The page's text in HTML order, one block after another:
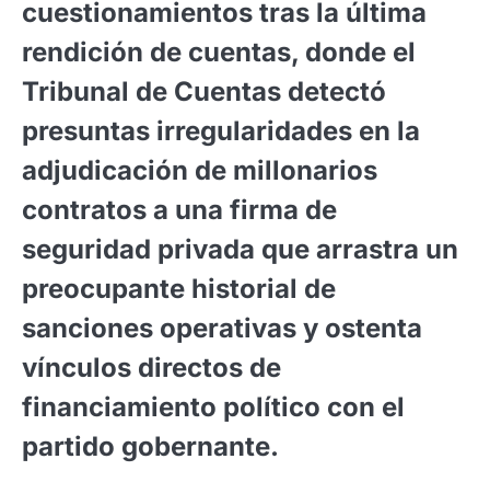
cuestionamientos tras la última
rendición de cuentas, donde el
Tribunal de Cuentas detectó
presuntas irregularidades en la
adjudicación de millonarios
contratos a una firma de
seguridad privada que arrastra un
preocupante historial de
sanciones operativas y ostenta
vínculos directos de
financiamiento político con el
partido gobernante.